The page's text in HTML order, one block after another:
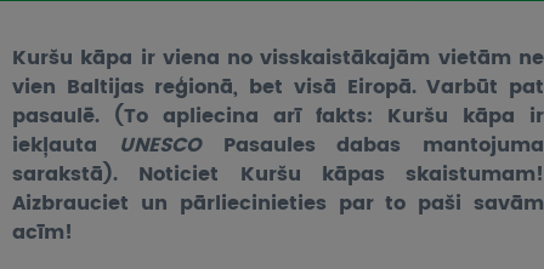
IMPRO KONKURSI
PIRMSLĪGUMA INFORMĀCIJA, KLIENTA LĪGUMS,
CEĻOJUMU APDROŠINĀŠANA
ATSAUKSMES PAR CEĻOJUMU
Kuršu kāpa ir viena no visskaistākajām vietām ne
vien Baltijas reģionā, bet visā Eiropā. Varbūt pat
pasaulē. (To apliecina arī fakts: Kuršu kāpa ir
iekļauta UNESCOPasaules dabas mantojuma
sarakstā). Noticiet Kuršu kāpas skaistumam!
Aizbrauciet un pārliecinieties par to paši savām
acīm!